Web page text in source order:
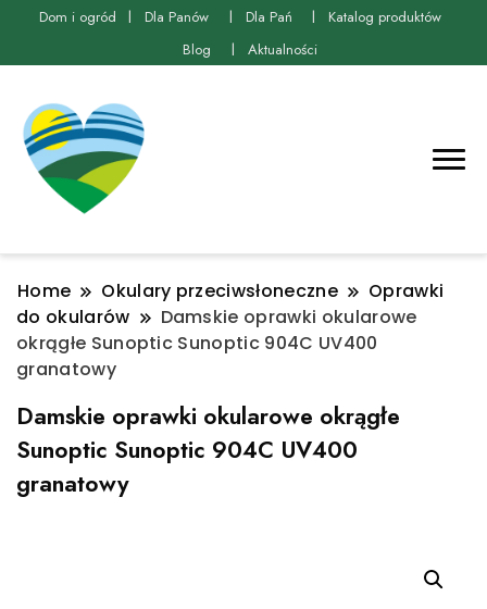
Dom i ogród Dla Panów Dla Pań
Katalog produktów
Blog
Aktualności
Home Okulary przeciwsłoneczne
Oprawki
do okularów
Damskie oprawki okularowe
okrągłe Sunoptic Sunoptic 904C UV400
granatowy
Damskie oprawki okularowe okrągłe
Sunoptic Sunoptic 904C UV400
granatowy